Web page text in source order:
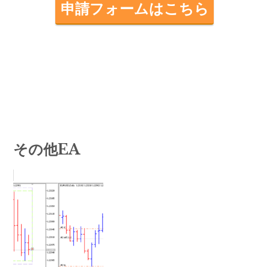
申請フォームはこちら
その他EA